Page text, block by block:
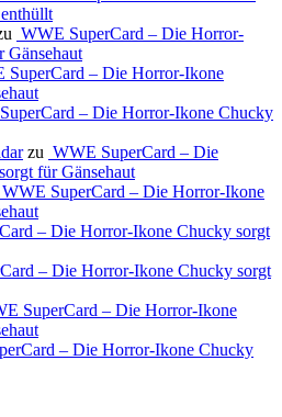
WWE SuperCard – Die Horror-
Gänsehaut
SuperCard – Die Horror-Ikone
– Die Horror-Ikone Chucky
zu WWE SuperCard – Die
für Gänsehaut
WWE SuperCard – Die Horror-Ikone
– Die Horror-Ikone Chucky sorgt
– Die Horror-Ikone Chucky sorgt
SuperCard – Die Horror-Ikone
– Die Horror-Ikone Chucky